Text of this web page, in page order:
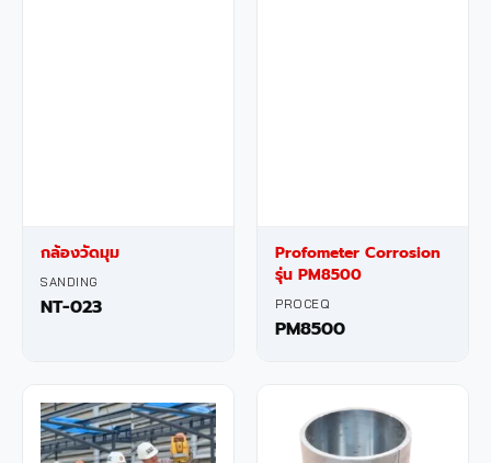
กล้องวัดมุม
SANDING
NT-023
Profometer Corrosion
รุ่น PM8500
PROCEQ
PM8500